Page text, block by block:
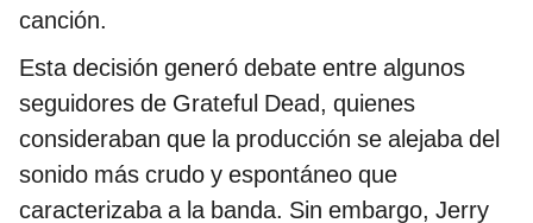
canción.
Esta decisión generó debate entre algunos
seguidores de Grateful Dead, quienes
consideraban que la producción se alejaba del
sonido más crudo y espontáneo que
caracterizaba a la banda. Sin embargo, Jerry